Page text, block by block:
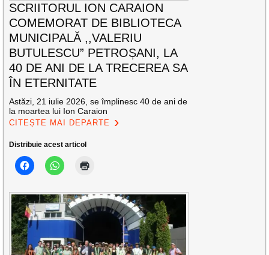
SCRIITORUL ION CARAION
COMEMORAT DE BIBLIOTECA
MUNICIPALĂ ,,VALERIU
BUTULESCU” PETROȘANI, LA
40 DE ANI DE LA TRECEREA SA
ÎN ETERNITATE
Astăzi, 21 iulie 2026, se împlinesc 40 de ani de
la moartea lui Ion Caraion
CITEȘTE MAI DEPARTE
Distribuie acest articol